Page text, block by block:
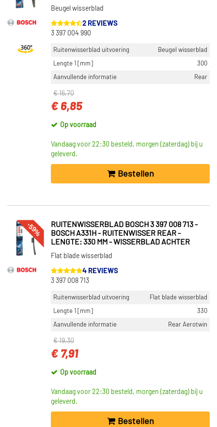
Beugel wisserblad
2 REVIEWS
3 397 004 990
Ruitenwisserblad uitvoering
Beugel wisserblad
Lengte 1 [mm]
300
Aanvullende informatie
Rear
€ 16,70
€ 6,85
Op voorraad
Vandaag voor 22:30 besteld, morgen (zaterdag) bij u
geleverd.
Bestellen
-59%
RUITENWISSERBLAD BOSCH 3 397 008 713 -
BOSCH A331H - RUITENWISSER REAR -
LENGTE: 330 MM - WISSERBLAD ACHTER
Flat blade wisserblad
4 REVIEWS
3 397 008 713
Ruitenwisserblad uitvoering
Flat blade wisserblad
Lengte 1 [mm]
330
Aanvullende informatie
Rear Aerotwin
€ 19,30
€ 7,91
Op voorraad
Vandaag voor 22:30 besteld, morgen (zaterdag) bij u
geleverd.
Bestellen